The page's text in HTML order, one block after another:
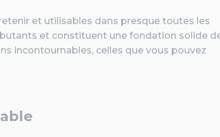
et utilisables dans presque toutes les
et constituent une fondation solide
incontournables, celles que vous pouvez